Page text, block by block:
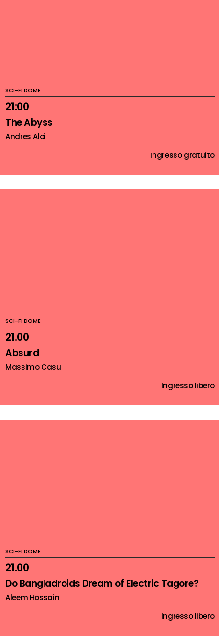
SCI-FI DOME
21:00
The Abyss
Andres Aloi
Ingresso gratuito
SCI-FI DOME
21.00
Absurd
Massimo Casu
Ingresso libero
SCI-FI DOME
21.00
Do Bangladroids Dream of Electric Tagore?
Aleem Hossain
Ingresso libero